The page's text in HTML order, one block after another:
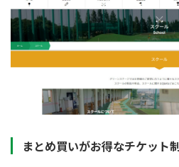
まとめ買いがお得なチケット制